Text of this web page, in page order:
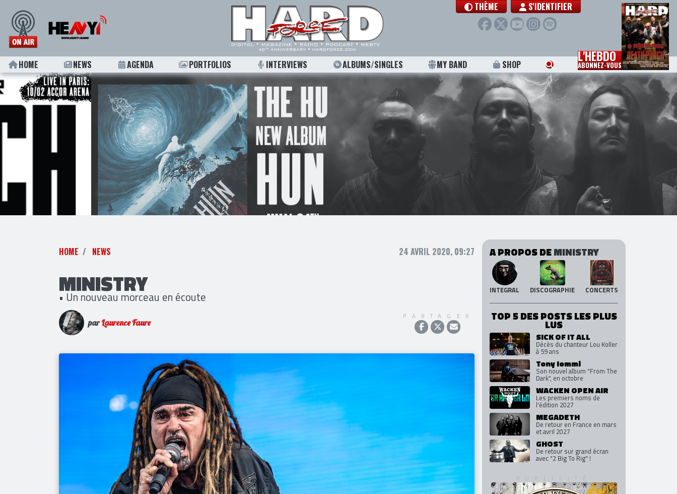
THÈME S'IDENTIFIER
HOME NEWS AGENDA PORTFOLIOS INTERVIEWS ALBUMS/SINGLES MY BAND SHOP L'HEBDO
ABONNEZ-VOUS
HOME NEWS
MINISTRY
• Un nouveau morceau en écoute
parLaurence Faure
A PROPOS DEMINISTRY
INTEGRAL DISCOGRAPHIE CONCERTS
TOP 5 DES POSTS LES PLUS
LUS
SICK OF IT ALL
Décès du chanteur Lou Koller
à 59 ans
Tony Iommi
Son nouvel album "From The
Dark", en octobre
WACKEN OPEN AIR
Les premiers noms de
l'édition 2027
MEGADETH
De retour en France en mars
et avril 2027
GHOST
De retour sur grand écran
avec "2 Big To Rig" !